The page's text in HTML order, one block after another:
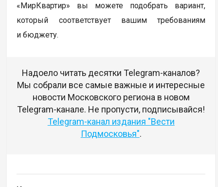
«МирКвартир» вы можете подобрать вариант,
который соответствует вашим требованиям
и бюджету.
Надоело читать десятки Telegram-каналов?
Мы собрали все самые важные и интересные
новости Московского региона в новом
Telegram-канале. Не пропусти, подписывайся!
Telegram-канал издания "Вести
Подмосковья".